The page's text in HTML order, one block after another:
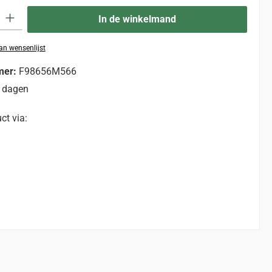
Voer de gewenste hoeveelheid in of gebruik de knoppen om de
In de winkelmand
wensenlijst
F98656M566
via: